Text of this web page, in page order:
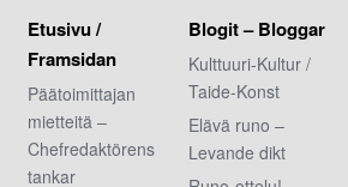
Etusivu /
Framsidan
Päätoimittajan
mietteitä –
Chefredaktörens
tankar
Blogit – Bloggar
Kulttuuri-Kultur /
Taide-Konst
Elävä runo –
Levande dikt